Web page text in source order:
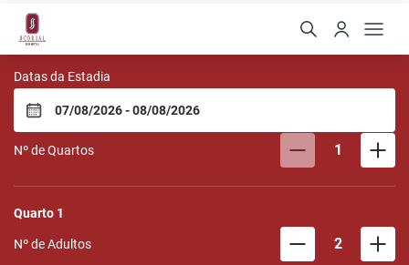
Scorial Rio Hotel
Datas da Estadia
Nº de Quartos 1
Quarto 1
Nº de Adultos 2